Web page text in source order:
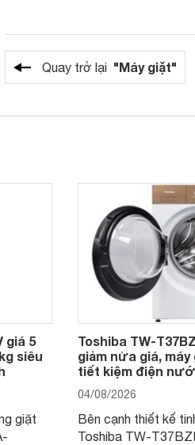
Quay trở lại "Máy giặt"
giá 5
siêu
giặt
Toshiba TW-
giảm nửa giá,
tiết kiệm điện
04/08/2026
Bên cạnh thiết kế
Toshiba TW-